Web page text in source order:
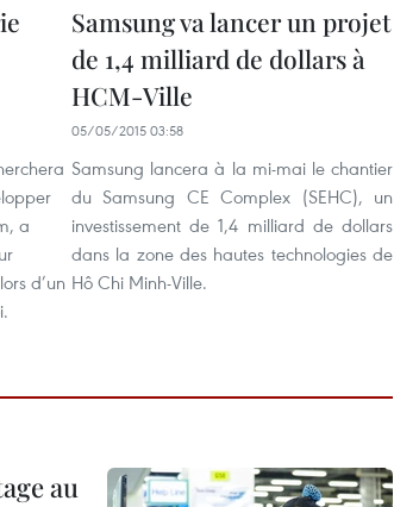
a
d’un
Samsung va lancer un projet
de 1,4 milliard de dollars à
HCM-Ville
05/05/2015 03:58
Samsung lancera à la mi-mai le chantier
du Samsung CE Complex (SEHC), un
investissement de 1,4 milliard de dollars
dans la zone des hautes technologies de
Hô Chi Minh-Ville.
au